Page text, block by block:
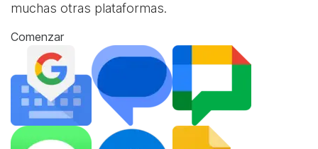
muchas otras plataformas.
Comenzar